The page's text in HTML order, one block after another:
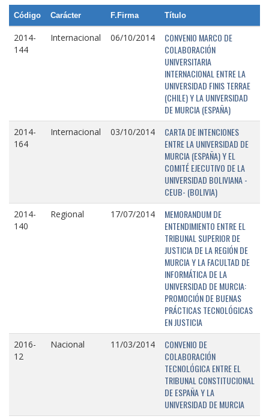
Código Carácter F.Firma Título
2014-
144
Internacional 06/10/2014
CONVENIO MARCO DE
COLABORACIÓN
UNIVERSITARIA
INTERNACIONAL ENTRE LA
UNIVERSIDAD FINIS TERRAE
(CHILE) Y LA UNIVERSIDAD
DE MURCIA (ESPAÑA)
2014-
164
Internacional 03/10/2014
CARTA DE INTENCIONES
ENTRE LA UNIVERSIDAD DE
MURCIA (ESPAÑA) Y EL
COMITÉ EJECUTIVO DE LA
UNIVERSIDAD BOLIVIANA -
CEUB- (BOLIVIA)
2014-
140
Regional 17/07/2014
MEMORANDUM DE
ENTENDIMIENTO ENTRE EL
TRIBUNAL SUPERIOR DE
JUSTICIA DE LA REGIÓN DE
MURCIA Y LA FACULTAD DE
INFORMÁTICA DE LA
UNIVERSIDAD DE MURCIA:
PROMOCIÓN DE BUENAS
PRÁCTICAS TECNOLÓGICAS
EN JUSTICIA
2016-
12
Nacional 11/03/2014
CONVENIO DE
COLABORACIÓN
TECNOLÓGICA ENTRE EL
TRIBUNAL CONSTITUCIONAL
DE ESPAÑA Y LA
UNIVERSIDAD DE MURCIA